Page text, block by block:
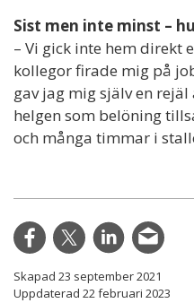
Sist men inte minst –
– Vi gick inte hem direkt
kollegor firade mig på
gav jag mig själv en
helgen som belöning
och många timmar i
Skapad 23 september 2021
Uppdaterad 22 februari 2023